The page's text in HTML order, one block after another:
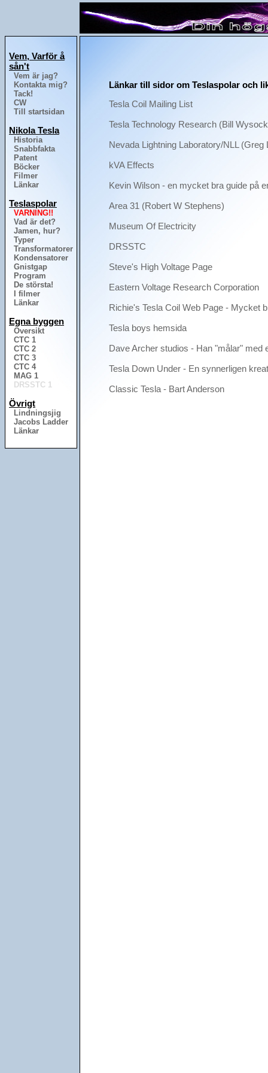
Vem, Varför å
sån't
Vem är jag?
Kontakta mig?
Tack!
CW
Till startsidan
Nikola Tesla
Historia
Snabbfakta
Patent
Böcker
Filmer
Länkar
Teslaspolar
VARNING!!
Vad är det?
Jamen, hur?
Typer
Transformatorer
Kondensatorer
Gnistgap
Program
De största!
I filmer
Länkar
Egna byggen
Översikt
CTC 1
CTC 2
CTC 3
CTC 4
MAG 1
DRSSTC 1
Övrigt
Lindningsjig
Jacobs Ladder
Länkar
Länkar till sidor om Teslaspolar och
Tesla Coil Mailing List
Tesla Technology Research (Bill
Nevada Lightning Laboratory/NLL (Greg
kVA Effects
Kevin Wilson - en mycket bra guide på
Area 31 (Robert W Stephens)
Museum Of Electricity
DRSSTC
Steve's High Voltage Page
Eastern Voltage Research Corporation
Richie's Tesla Coil Web Page - Mycket
Tesla boys hemsida
Dave Archer studios - Han "målar" med
Tesla Down Under - En synnerligen
Classic Tesla - Bart Anderson